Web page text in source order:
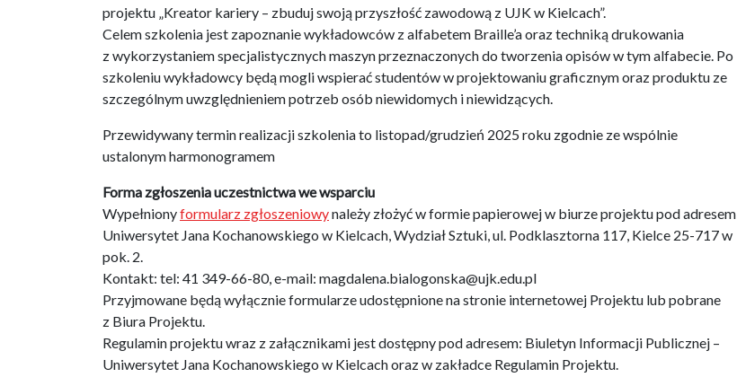
projektu „Kreator kariery – zbuduj swoją przyszłość zawodową z UJK w Kielcach”.
Celem szkolenia jest zapoznanie wykładowców z alfabetem Braille’a oraz techniką drukowania
z wykorzystaniem specjalistycznych maszyn przeznaczonych do tworzenia opisów w tym alfabecie. Po
szkoleniu wykładowcy będą mogli wspierać studentów w projektowaniu graficznym oraz produktu ze
szczególnym uwzględnieniem potrzeb osób niewidomych i niewidzących.
Przewidywany termin realizacji szkolenia to listopad/grudzień 2025 roku zgodnie ze wspólnie
ustalonym harmonogramem
Forma zgłoszenia uczestnictwa we wsparciu
Wypełnionyformularz zgłoszeniowynależy złożyć w formie papierowej w biurze projektu pod adresem
Uniwersytet Jana Kochanowskiego w Kielcach, Wydział Sztuki, ul. Podklasztorna 117, Kielce 25-717 w
pok. 2.
Kontakt: tel: 41 349-66-80, e-mail: magdalena.bialogonska@ujk.edu.pl
Przyjmowane będą wyłącznie formularze udostępnione na stronie internetowej Projektu lub pobrane
z Biura Projektu.
Regulamin projektu wraz z załącznikami jest dostępny pod adresem: Biuletyn Informacji Publicznej –
Uniwersytet Jana Kochanowskiego w Kielcach oraz w zakładce Regulamin Projektu.